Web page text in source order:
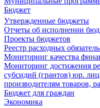
Бюджет
Утвержденные бюджеты
Отчеты об исполнении
Проекты бюджетов
Реестр расходных
Мониторинг качества
Мониторинг достижения
субсидий (грантов) юр.
производителям товаров,
Бюджет для граждан
Экономика